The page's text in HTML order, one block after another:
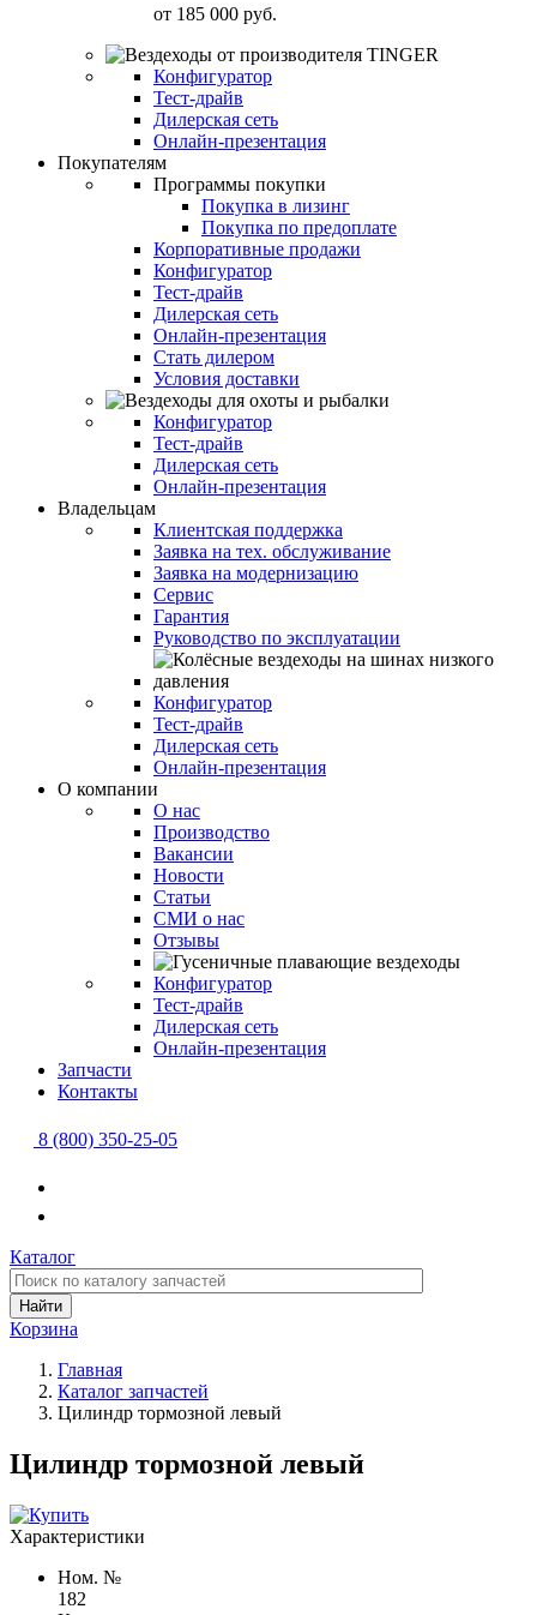
от 185 000 руб.
Конфигуратор
Тест-драйв
Дилерская сеть
Онлайн-презентация
Покупателям
Программы покупки
Покупка в лизинг
Покупка по предоплате
Корпоративные продажи
Конфигуратор
Тест-драйв
Дилерская сеть
Онлайн-презентация
Стать дилером
Условия доставки
Конфигуратор
Тест-драйв
Дилерская сеть
Онлайн-презентация
Владельцам
Клиентская поддержка
Заявка на тех. обслуживание
Заявка на модернизацию
Сервис
Гарантия
Руководство по эксплуатации
Конфигуратор
Тест-драйв
Дилерская сеть
Онлайн-презентация
О компании
О нас
Производство
Вакансии
Новости
Статьи
СМИ о нас
Отзывы
Конфигуратор
Тест-драйв
Дилерская сеть
Онлайн-презентация
Запчасти
Контакты
8 (800) 350-25-05
Каталог
Найти
Корзина
Главная
Каталог запчастей
Цилиндр тормозной левый
Цилиндр тормозной левый
Характеристики
Ном. №
182